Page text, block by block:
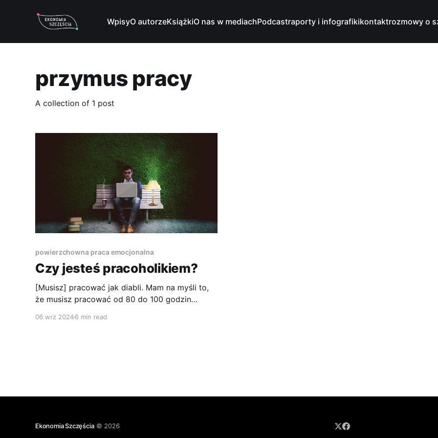
WpisyO autorzeKsiążkiO nas w mediachPodcastraporty i infografikikontaktrozmowy o
przymus pracy
A collection of 1 post
powierzchowna praca emocjonalna
Czy jesteś pracoholikiem?
[Musisz] pracować jak diabli. Mam na myśli to,
że musisz pracować od 80 do 100 godzin
06 wrz 20246 min read
Ekonomia Szczęścia© 2026